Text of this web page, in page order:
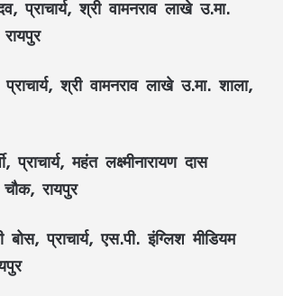
प्राचार्य, श्री वामनराव लाखे उ.मा.
श्री वामनराव लाखे उ.मा. शाला,
प्राचार्य, महंत लक्ष्मीनारायण दास
चौक, रायपुर
प्राचार्य, एस.पी. इंग्लिश मीडियम